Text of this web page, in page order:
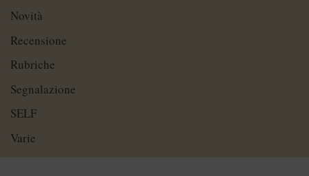
Novità
Recensione
Rubriche
Segnalazione
SELF
Varie